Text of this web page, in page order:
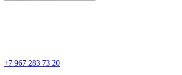
+7 967 283 73 20